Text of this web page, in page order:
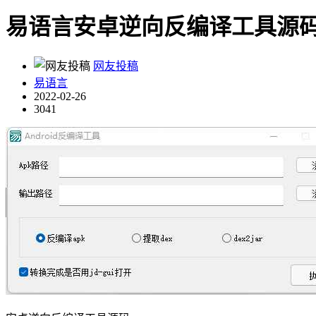
易语言安卓逆向反编译工具源
网友投稿
易语言
2022-02-26
3041